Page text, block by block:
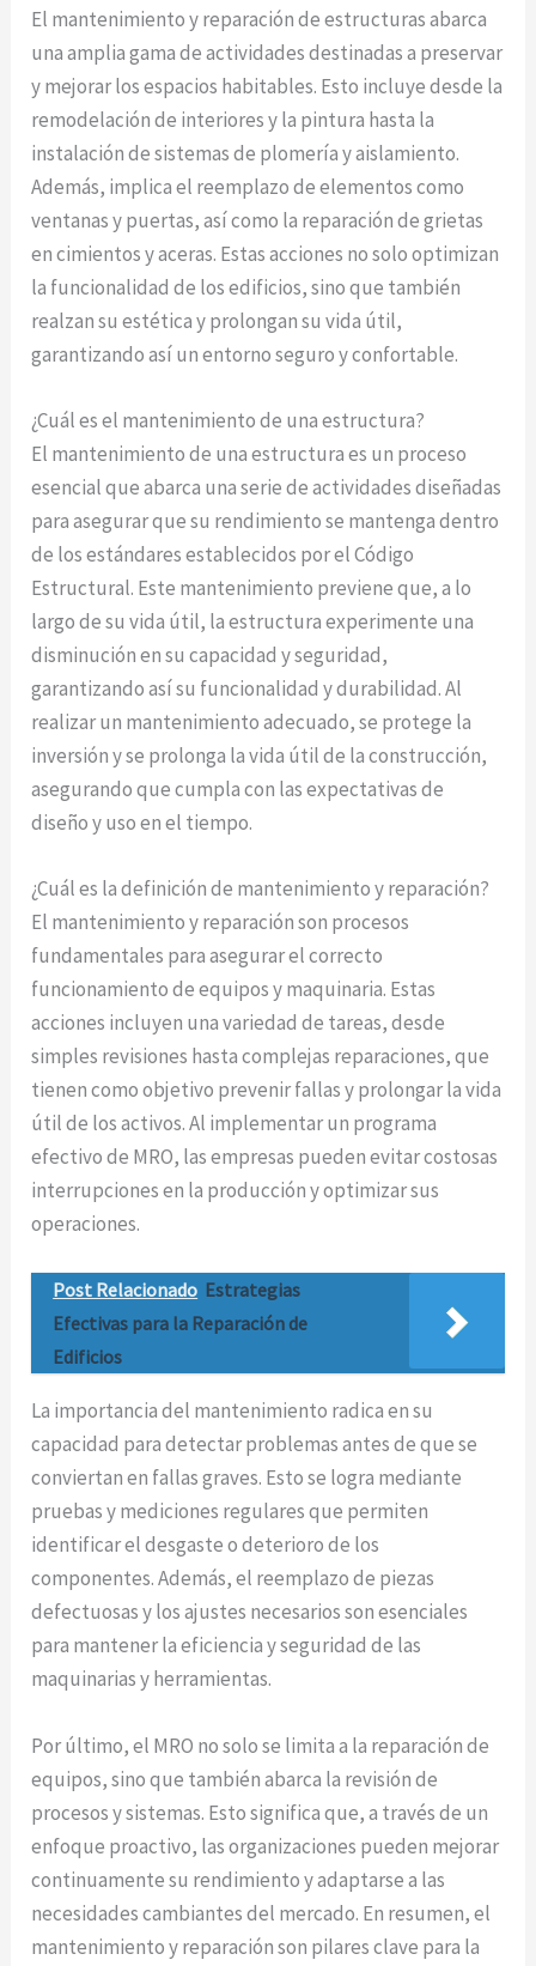
El mantenimiento y reparación de estructuras abarca
una amplia gama de actividades destinadas a preservar
y mejorar los espacios habitables. Esto incluye desde la
remodelación de interiores y la pintura hasta la
instalación de sistemas de plomería y aislamiento.
Además, implica el reemplazo de elementos como
ventanas y puertas, así como la reparación de grietas
en cimientos y aceras. Estas acciones no solo optimizan
la funcionalidad de los edificios, sino que también
realzan su estética y prolongan su vida útil,
garantizando así un entorno seguro y confortable.
¿Cuál es el mantenimiento de una estructura?
El mantenimiento de una estructura es un proceso
esencial que abarca una serie de actividades diseñadas
para asegurar que su rendimiento se mantenga dentro
de los estándares establecidos por el Código
Estructural. Este mantenimiento previene que, a lo
largo de su vida útil, la estructura experimente una
disminución en su capacidad y seguridad,
garantizando así su funcionalidad y durabilidad. Al
realizar un mantenimiento adecuado, se protege la
inversión y se prolonga la vida útil de la construcción,
asegurando que cumpla con las expectativas de
diseño y uso en el tiempo.
¿Cuál es la definición de mantenimiento y reparación?
El mantenimiento y reparación son procesos
fundamentales para asegurar el correcto
funcionamiento de equipos y maquinaria. Estas
acciones incluyen una variedad de tareas, desde
simples revisiones hasta complejas reparaciones, que
tienen como objetivo prevenir fallas y prolongar la vida
útil de los activos. Al implementar un programa
efectivo de MRO, las empresas pueden evitar costosas
interrupciones en la producción y optimizar sus
operaciones.
Post Relacionado Estrategias
Efectivas para la Reparación de
Edificios
La importancia del mantenimiento radica en su
capacidad para detectar problemas antes de que se
conviertan en fallas graves. Esto se logra mediante
pruebas y mediciones regulares que permiten
identificar el desgaste o deterioro de los
componentes. Además, el reemplazo de piezas
defectuosas y los ajustes necesarios son esenciales
para mantener la eficiencia y seguridad de las
maquinarias y herramientas.
Por último, el MRO no solo se limita a la reparación de
equipos, sino que también abarca la revisión de
procesos y sistemas. Esto significa que, a través de un
enfoque proactivo, las organizaciones pueden mejorar
continuamente su rendimiento y adaptarse a las
necesidades cambiantes del mercado. En resumen, el
mantenimiento y reparación son pilares clave para la